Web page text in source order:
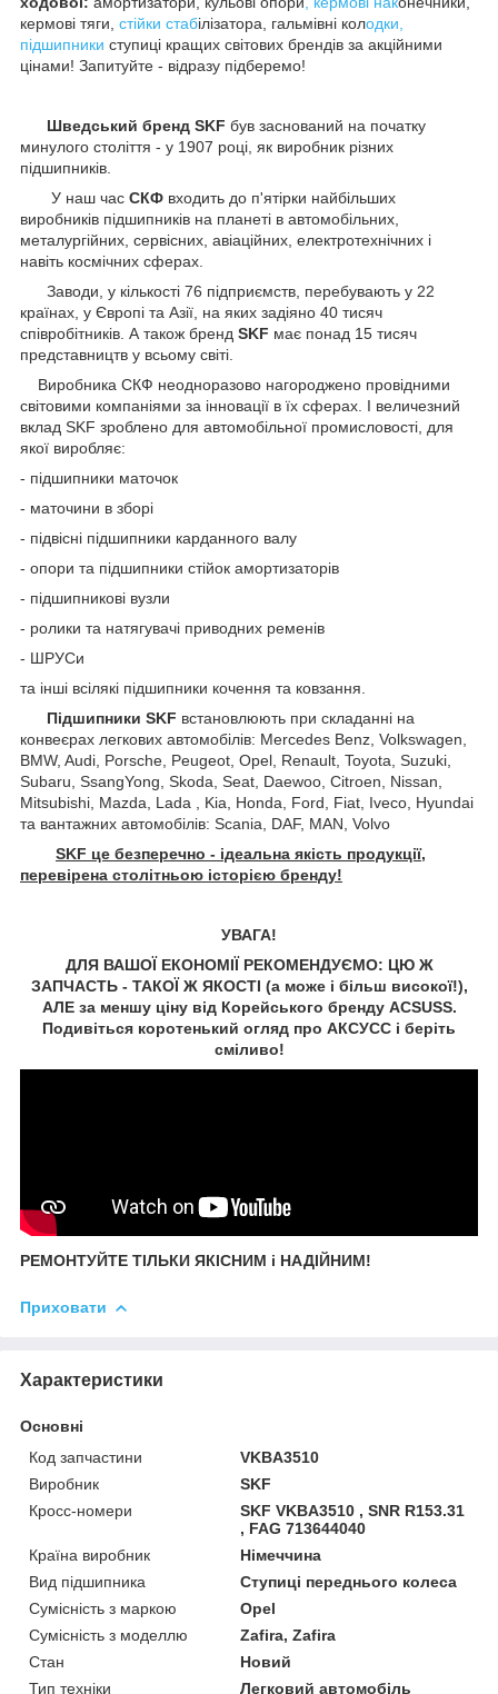
кермові тяги, стійки стабілізатора, гальмівні колодки,
підшипники ступиці кращих світових брендів за акційними
цінами! Запитуйте - відразу підберемо!
Шведський бренд SKF був заснований на початку
минулого століття - у 1907 році, як виробник різних
підшипників.
У наш час СКФ входить до п'ятірки найбільших
виробників підшипників на планеті в автомобільних,
металургійних, сервісних, авіаційних, електротехнічних і
навіть космічних сферах.
Заводи, у кількості 76 підприємств, перебувають у 22
країнах, у Європі та Азії, на яких задіяно 40 тисяч
співробітників. А також бренд SKF має понад 15 тисяч
представництв у всьому світі.
Виробника СКФ неодноразово нагороджено провідними
світовими компаніями за інновації в їх сферах. І величезний
вклад SKF зроблено для автомобільної промисловості, для
якої виробляє:
- підшипники маточок
- маточини в зборі
- підвісні підшипники карданного валу
- опори та підшипники стійок амортизаторів
- підшипникові вузли
- ролики та натягувачі приводних ременів
- ШРУСи
та інші всілякі підшипники кочення та ковзання.
Підшипники SKF встановлюють при складанні на
конвеєрах легкових автомобілів: Mercedes Benz, Volkswagen,
BMW, Audi, Porsche, Peugeot, Opel, Renault, Toyota, Suzuki,
Subaru, SsangYong, Skoda, Seat, Daewoo, Citroen, Nissan,
Mitsubishi, Mazda, Lada , Kia, Honda, Ford, Fiat, Iveco, Hyundai
та вантажних автомобілів: Scania, DAF, MAN, Volvo
SKF це безперечно - ідеальна якість продукції,
перевірена столітньою історією бренду!
УВАГА!
ДЛЯ ВАШОЇ ЕКОНОМІЇ РЕКОМЕНДУЄМО: ЦЮ Ж
ЗАПЧАСТЬ - ТАКОЇ Ж ЯКОСТІ (а може і більш високої!),
АЛЕ за меншу ціну від Корейського бренду ACSUSS.
Подивіться коротенький огляд про АКСУCC і беріть
сміливо!
РЕМОНТУЙТЕ ТІЛЬКИ ЯКІСНИМ і НАДІЙНИМ!
Приховати
Характеристики
Основні
Код запчастини
VKBA3510
Виробник
SKF
Кросс-номери
SKF VKBA3510 , SNR R153.31
, FAG 713644040
Країна виробник
Німеччина
Вид підшипника
Ступиці переднього колеса
Сумісність з маркою
Opel
Сумісність з моделлю
Zafira, Zafira
Стан
Новий
Тип техніки
Легковий автомобіль